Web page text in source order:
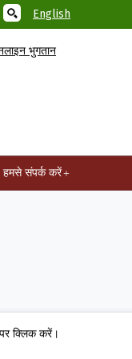
English
भुगतान
हमसे संपर्क करें
क्लिक करें।